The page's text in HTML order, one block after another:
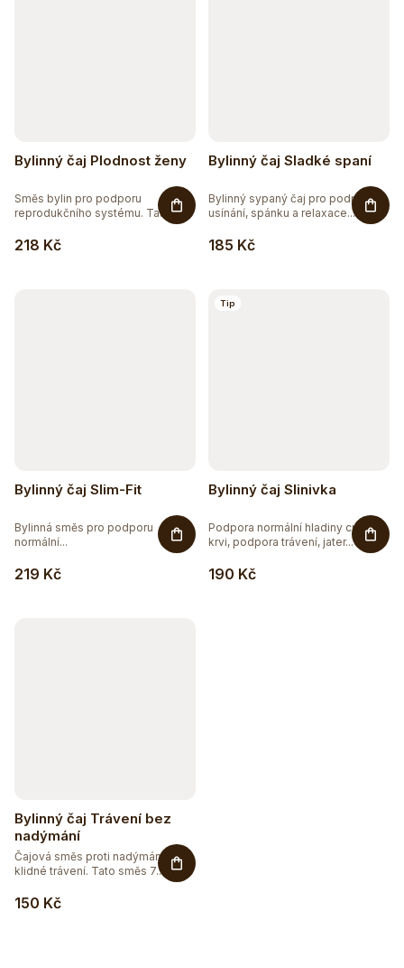
Bylinný čaj Plodnost ženy
218 Kč
Směs bylin pro podporu
reprodukčního systému. Tato...
Bylinný čaj Sladké spaní
185 Kč
Bylinný sypaný čaj pro podporu
usínání, spánku a relaxace....
Bylinný čaj Slim-Fit
219 Kč
Bylinná směs pro podporu
normální...
Tip
Bylinný čaj Slinivka
190 Kč
Podpora normální hladiny cukru v
krvi, podpora trávení, jater...
Bylinný čaj Trávení bez
nadýmání
150 Kč
Čajová směs proti nadýmání, pro
klidné trávení. Tato směs 7...
Hydratujte chytře 💦